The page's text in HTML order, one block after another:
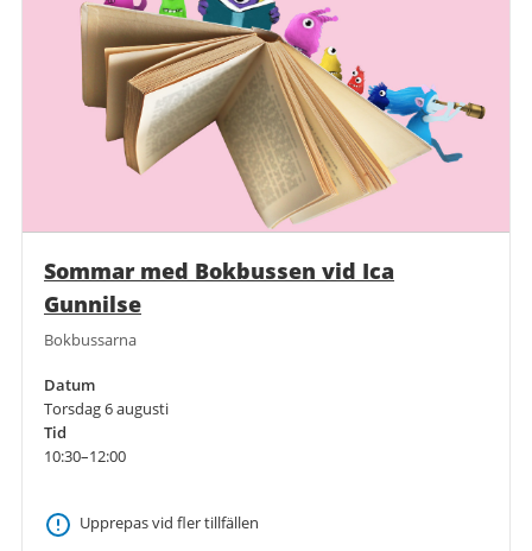
Sommar med Bokbussen vid Ica
Gunnilse
Bokbussarna
Datum
Torsdag 6 augusti
Tid
10:30–12:00
Upprepas vid fler tillfällen